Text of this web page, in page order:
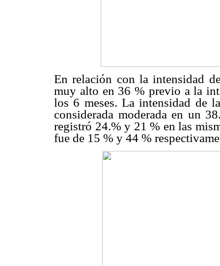
En relación con la intensidad
muy alto en 36 % previo a la
los 6 meses. La intensidad de
considerada moderada en un
registró 24.% y 21 % en las
fue de 15 % y 44 %